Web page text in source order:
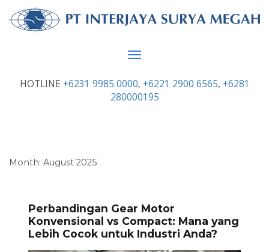
Toggle
HOTLINE +6231 9985 0000, +6221 2900 6565, +6281
280000195
Month: August 2025
Perbandingan Gear Motor
Konvensional vs Compact: Mana yang
Lebih Cocok untuk Industri Anda?